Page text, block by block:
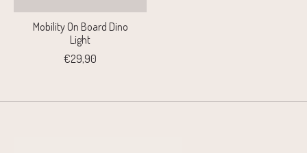
Mobility On Board Dino
Light
€29,90